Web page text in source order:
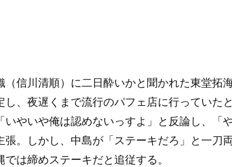
信川清順）に二日酔いかと聞かれた東堂拓
、夜遅くまで流行のパフェ店に行っていた
やいや俺は認めないっすよ」と反論し、「
。しかし、中島が「ステーキだろ」と一刀両
は締めステーキだと追従する。